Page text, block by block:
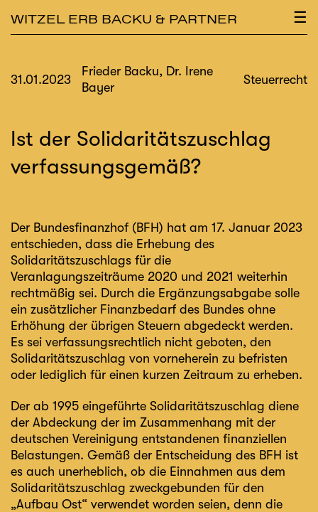
WITZEL ERB BACKU & PARTNER ☰
×
31.01.2023
Frieder Backu, Dr. Irene
Bayer
Steuerrecht
Ist der Solidaritätszuschlag
verfassungsgemäß?
Der Bundesfinanzhof (BFH) hat am 17. Januar 2023
entschieden, dass die Erhebung des
Solidaritätszuschlags für die
Veranlagungszeiträume 2020 und 2021 weiterhin
rechtmäßig sei. Durch die Ergänzungsabgabe solle
ein zusätzlicher Finanzbedarf des Bundes ohne
Erhöhung der übrigen Steuern abgedeckt werden.
Es sei verfassungsrechtlich nicht geboten, den
Solidaritätszuschlag von vorneherein zu befristen
oder lediglich für einen kurzen Zeitraum zu erheben.
Der ab 1995 eingeführte Solidaritätszuschlag diene
der Abdeckung der im Zusammenhang mit der
deutschen Vereinigung entstandenen finanziellen
Belastungen. Gemäß der Entscheidung des BFH ist
es auch unerheblich, ob die Einnahmen aus dem
Solidaritätszuschlag zweckgebunden für den
„Aufbau Ost“ verwendet worden seien, denn die